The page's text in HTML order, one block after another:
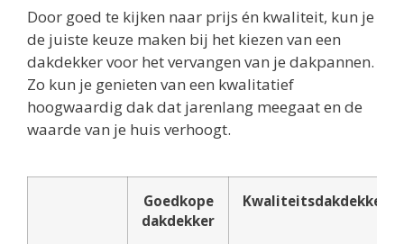
Door goed te kijken naar prijs én kwaliteit, kun je
de juiste keuze maken bij het kiezen van een
dakdekker voor het vervangen van je dakpannen.
Zo kun je genieten van een kwalitatief
hoogwaardig dak dat jarenlang meegaat en de
waarde van je huis verhoogt.
Goedkope
dakdekker
Kwaliteitsdakdekker